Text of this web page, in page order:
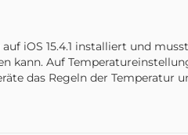
iOS 15.4.1 installiert und
kann. Auf
das Regeln der Temperatur